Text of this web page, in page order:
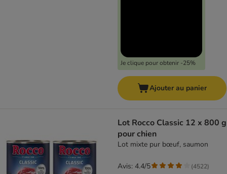
Je clique pour obtenir -25%
Ajouter au panier
Lot Rocco Classic 12 x 800 g
pour chien
Lot mixte pur bœuf, saumon
Avis: 4.4/5 (4522)